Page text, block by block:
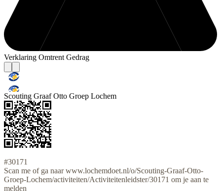
Verklaring Omtrent Gedrag
Scouting Graaf Otto Groep Lochem
#30171
Scan me of ga naar www.lochemdoet.nl/o/Scouting-Graaf-Otto-
Groep-Lochem/activiteiten/Activiteitenleidster/30171 om je aan te
melden